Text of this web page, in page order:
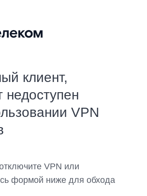
клиент,
недоступен
VPN
VPN или
формой ниже для обхода